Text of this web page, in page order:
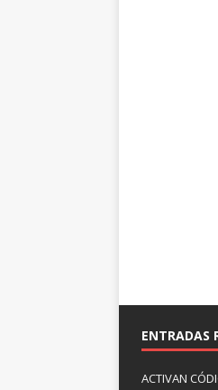
ENTRADAS
ACTIVAN